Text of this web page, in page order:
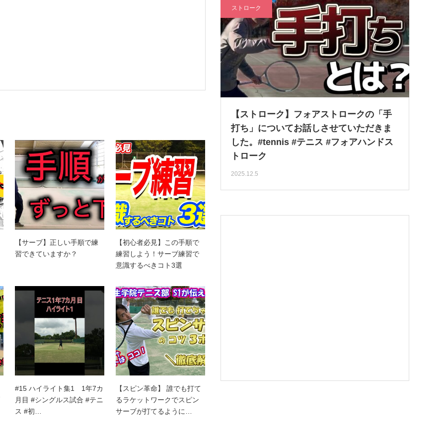
【サーブ】正しい手順で練
習できていますか？
【初心者必見】この手順で
練習しよう！サーブ練習で
意識するべきコト3選
#15 ハイライト集1 1年7カ
月目 #シングルス試合 #テニ
ス #初…
【スピン革命】 誰でも打て
るラケットワークでスピン
サーブが打てるように…
ストローク
【ストローク】フォアストロークの「手
打ち」についてお話しさせていただきま
した。#tennis #テニス #フォアハンドス
トローク
2025.12.5